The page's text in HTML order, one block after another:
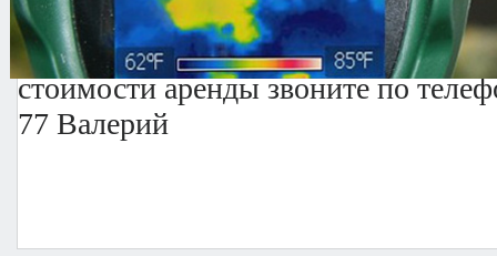
По всем интересующим вас
стоимости аренды звоните по
77 Валерий